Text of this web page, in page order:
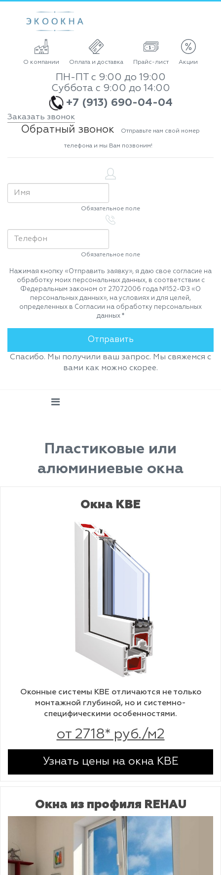
О компании Оплата и доставка Прайс-лист Акции
ПН-ПТ с 9:00 до 19:00
Суббота с 9:00 до 14:00
+7 (913) 690-04-04
Заказать звонок
Обратный звонок Отправьте нам свой номер
телефона и мы Вам позвоним!
Обязательное поле
Обязательное поле
Нажимая кнопку «Отправить заявку», я даю свое согласие на
обработку моих персональных данных, в соответствии с
Федеральным законом от 27.07.2006 года №152-ФЗ «О
персональных данных», на условиях и для целей,
определенных в Согласии на обработку персональных
данных *
Спасибо. Мы получили ваш запрос. Мы свяжемся с
вами как можно скорее.
Пластиковые или
алюминиевые окна
Окна KBE
Оконные системы KBE отличаются не только
монтажной глубиной, но и системно-
специфическими особенностями.
от 2718* руб./м2
Узнать цены на окна KBE
Окна из профиля REHAU